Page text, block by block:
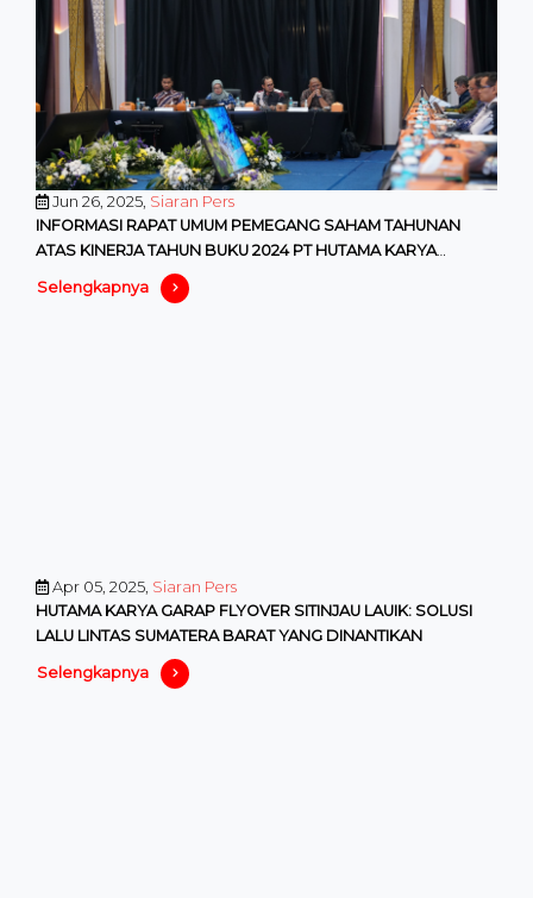
Jun 26, 2025, Siaran Pers
INFORMASI RAPAT UMUM PEMEGANG SAHAM TAHUNAN
ATAS KINERJA TAHUN BUKU 2024 PT HUTAMA KARYA
(PERSERO)
Selengkapnya
Apr 05, 2025, Siaran Pers
HUTAMA KARYA GARAP FLYOVER SITINJAU LAUIK: SOLUSI
LALU LINTAS SUMATERA BARAT YANG DINANTIKAN
Selengkapnya